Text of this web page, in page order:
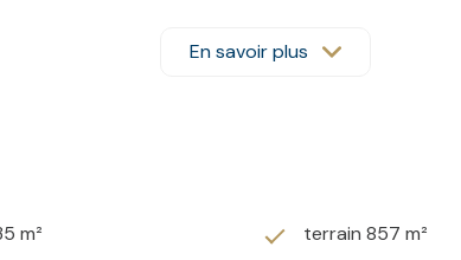
bains avec baignoire.
deux portes sectionnelles.
En savoir plus
m² terrain 857 m²